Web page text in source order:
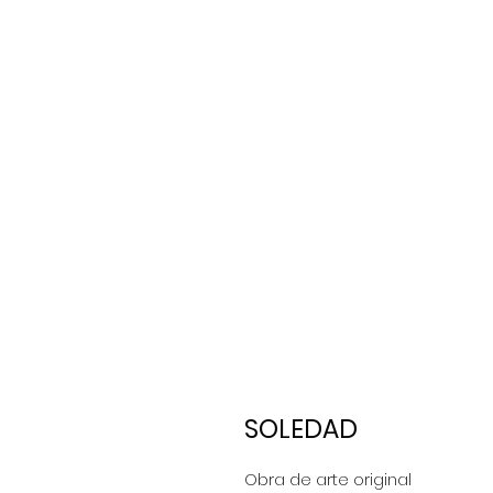
SOLEDAD
Obra de arte original